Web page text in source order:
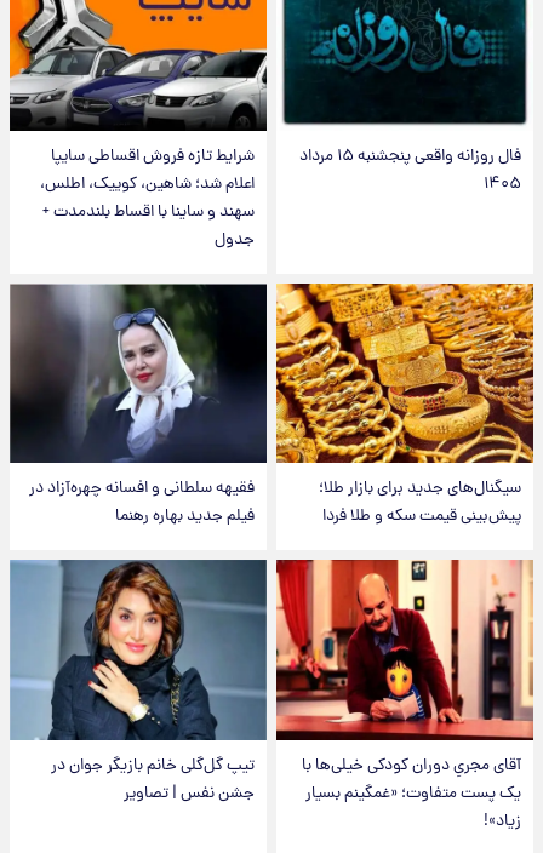
فال روزانه واقعی پنجشنبه ۱۵ مرداد
۱۴۰۵
شرایط تازه فروش اقساطی سایپا
اعلام شد؛ شاهین، کوییک، اطلس،
سهند و ساینا با اقساط بلندمدت +
جدول
سیگنال‌های جدید برای بازار طلا؛
پیش‌بینی قیمت سکه و طلا فردا
فقیهه سلطانی و افسانه چهره‌آزاد در
فیلم جدید بهاره رهنما
آقای مجریِ دوران کودکی خیلی‌ها با
یک پست متفاوت؛ «غمگینم بسیار
زیاد»!
تیپ گل‌گلی خانم بازیگر جوان در
جشن نفس | تصاویر